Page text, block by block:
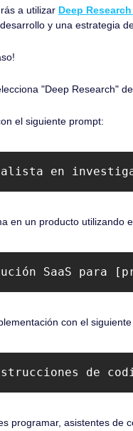
a utilizar Deep
y una estrategia
"Deep Research"
el siguiente prompt:
en
en un producto utilizando
SaaS para
con el
de
programar, asistentes de